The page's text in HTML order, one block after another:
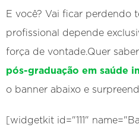
E você? Vai ficar perdendo
profissional depende
força de vontade.Quer
pós-graduação em saúde
o banner abaixo e
[widgetkit id="111"